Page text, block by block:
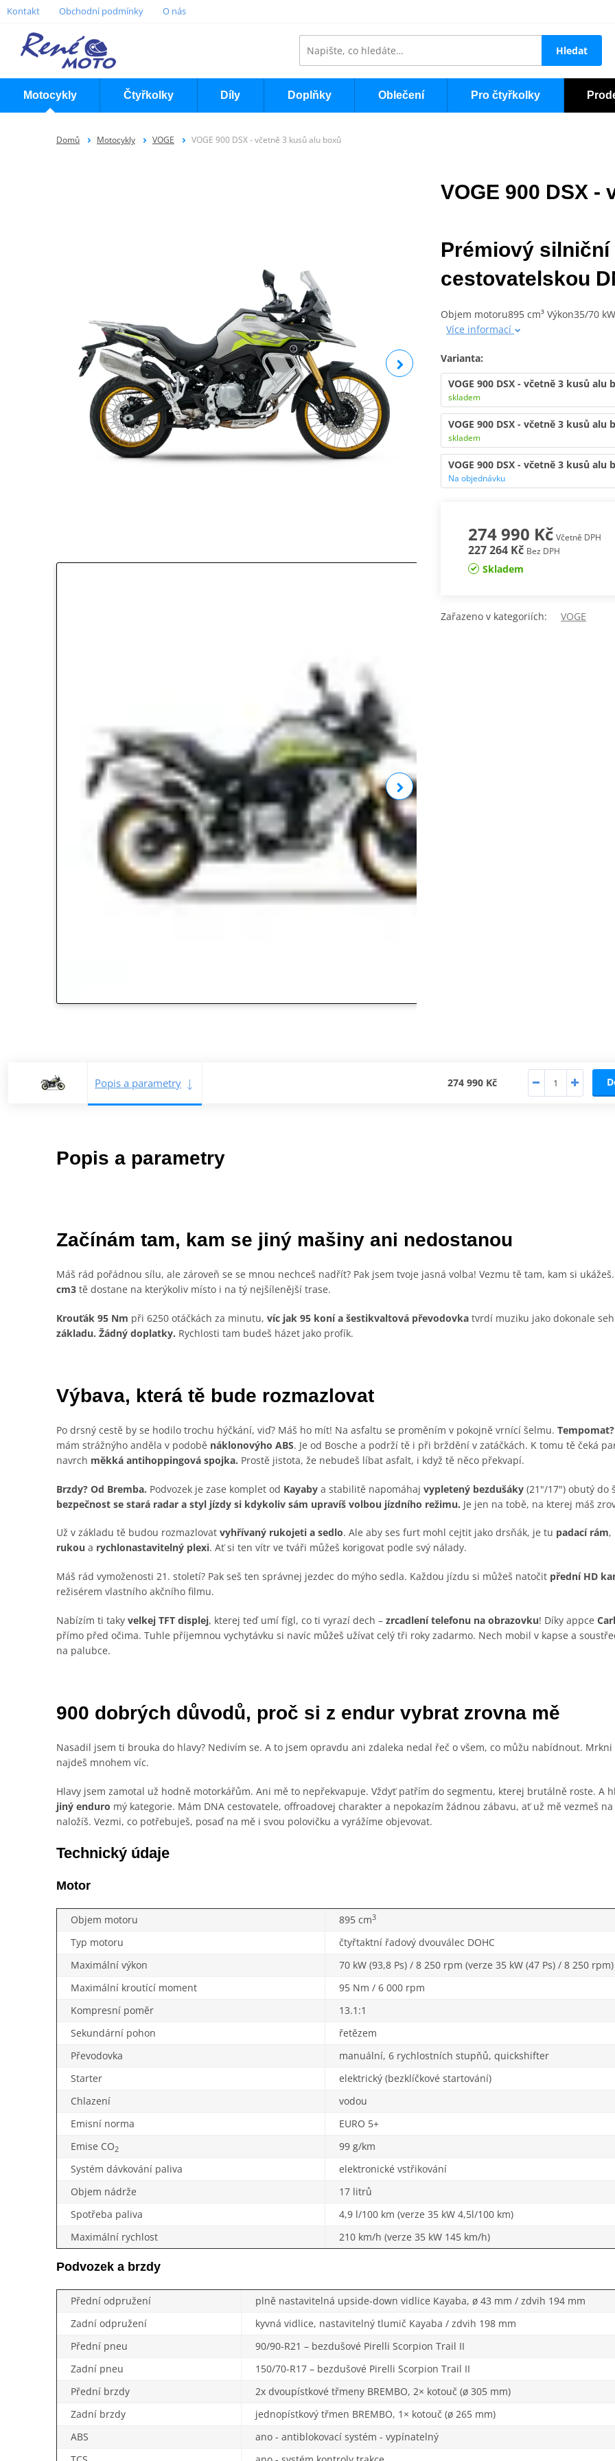
Kontakt Obchodní podmínky O nás
Hledat
Motocykly Čtyřkolky Díly Doplňky Oblečení Pro čtyřkolky
Domů Motocykly VOGE VOGE 900 DSX - včetně 3 kusů alu boxů
VOGE 900 DSX -
Prémiový silniční
cestovatelskou
Objem motoru895 cm³ Výkon35/70 kW
Více informací
Varianta:
VOGE 900 DSX - včetně 3 kusů alu
skladem
VOGE 900 DSX - včetně 3 kusů
skladem
VOGE 900 DSX - včetně 3 kusů
Na objednávku
274 990 Kč Včetně DPH
227 264 Kč Bez DPH
Skladem
Zařazeno v kategoriích: VOGE
Popis a parametry 274 990 Kč
Popis a parametry
Začínám tam, kam se jiný mašiny ani nedostanou
Máš rád pořádnou sílu, ale zároveň se se mnou nechceš nadřít? Pak jsem tvoje jasná volba! Vezmu tě tam, kam si
cm3 tě dostane na kterýkoliv místo i na tý nejšílenější trase.
Krouťák 95 Nm při 6250 otáčkách za minutu, víc jak 95 koní a šestikvaltová převodovka tvrdí muziku jako dokonale
základu. Žádný doplatky. Rychlosti tam budeš házet jako profík.
Výbava, která tě bude rozmazlovat
Po drsný cestě by se hodilo trochu hýčkání, viď? Máš ho mít! Na asfaltu se proměním v pokojně vrnící šelmu. Tempomat?
mám strážnýho anděla v podobě náklonovýho ABS. Je od Bosche a podrží tě i při brždění v zatáčkách. K tomu tě čeká
navrch měkká antihoppingová spojka. Prostě jistota, že nebudeš líbat asfalt, i když tě něco překvapí.
Brzdy? Od Bremba. Podvozek je zase komplet od Kayaby a stabilitě napomáhaj vypletený bezdušáky (21"/17") obutý do
bezpečnost se stará radar a styl jízdy si kdykoliv sám upravíš volbou jízdního režimu. Je jen na tobě, na kterej máš
Už v základu tě budou rozmazlovat vyhřívaný rukojeti a sedlo. Ale aby ses furt mohl cejtit jako drsňák, je tu padací rám,
rukou a rychlonastavitelný plexi. Ať si ten vítr ve tváři můžeš korigovat podle svý nálady.
Máš rád vymoženosti 21. století? Pak seš ten správnej jezdec do mýho sedla. Každou jízdu si můžeš natočit přední HD
režisérem vlastního akčního filmu.
Nabízím ti taky velkej TFT displej, kterej teď umí fígl, co ti vyrazí dech – zrcadlení telefonu na obrazovku! Díky appce
přímo před očima. Tuhle příjemnou vychytávku si navíc můžeš užívat celý tři roky zadarmo. Nech mobil v kapse a
na palubce.
900 dobrých důvodů, proč si z endur vybrat zrovna mě
Nasadil jsem ti brouka do hlavy? Nedivím se. A to jsem opravdu ani zdaleka nedal řeč o všem, co můžu nabídnout.
najdeš mnohem víc.
Hlavy jsem zamotal už hodně motorkářům. Ani mě to nepřekvapuje. Vždyť patřím do segmentu, kterej brutálně roste. A
jiný enduro mý kategorie. Mám DNA cestovatele, offroadovej charakter a nepokazím žádnou zábavu, ať už mě vezmeš
naložíš. Vezmi, co potřebuješ, posaď na mě i svou polovičku a vyrážíme objevovat.
Technický údaje
Motor
Objem motoru 895 cm3
Typ motoru
čtyřtaktní řadový dvouválec DOHC
Maximální výkon
70 kW (93,8 Ps) / 8 250 rpm (verze 35 kW (47 Ps) / 8 250 rpm)
Maximální kroutící moment
95 Nm / 6 000 rpm
Kompresní poměr
13.1:1
Sekundární pohon
řetězem
Převodovka
manuální, 6 rychlostních stupňů, quickshifter
Starter
elektrický (bezklíčkové startování)
Chlazení
vodou
Emisní norma
EURO 5+
Emise CO2
99 g/km
Systém dávkování paliva
elektronické vstřikování
Objem nádrže
17 litrů
Spotřeba paliva
4,9 l/100 km (verze 35 kW 4,5l/100 km)
Maximální rychlost
210 km/h (verze 35 kW 145 km/h)
Podvozek a brzdy
Přední odpružení
plně nastavitelná upside-down vidlice Kayaba, ø 43 mm / zdvih 194 mm
Zadní odpružení
kyvná vidlice, nastavitelný tlumič Kayaba / zdvih 198 mm
Přední pneu
90/90-R21 – bezdušové Pirelli Scorpion Trail II
Zadní pneu
150/70-R17 – bezdušové Pirelli Scorpion Trail II
Přední brzdy
2x dvoupístkové třmeny BREMBO, 2× kotouč (ø 305 mm)
Zadní brzdy
jednopístkový třmen BREMBO, 1× kotouč (ø 265 mm)
ABS
ano - antiblokovací systém - vypínatelný